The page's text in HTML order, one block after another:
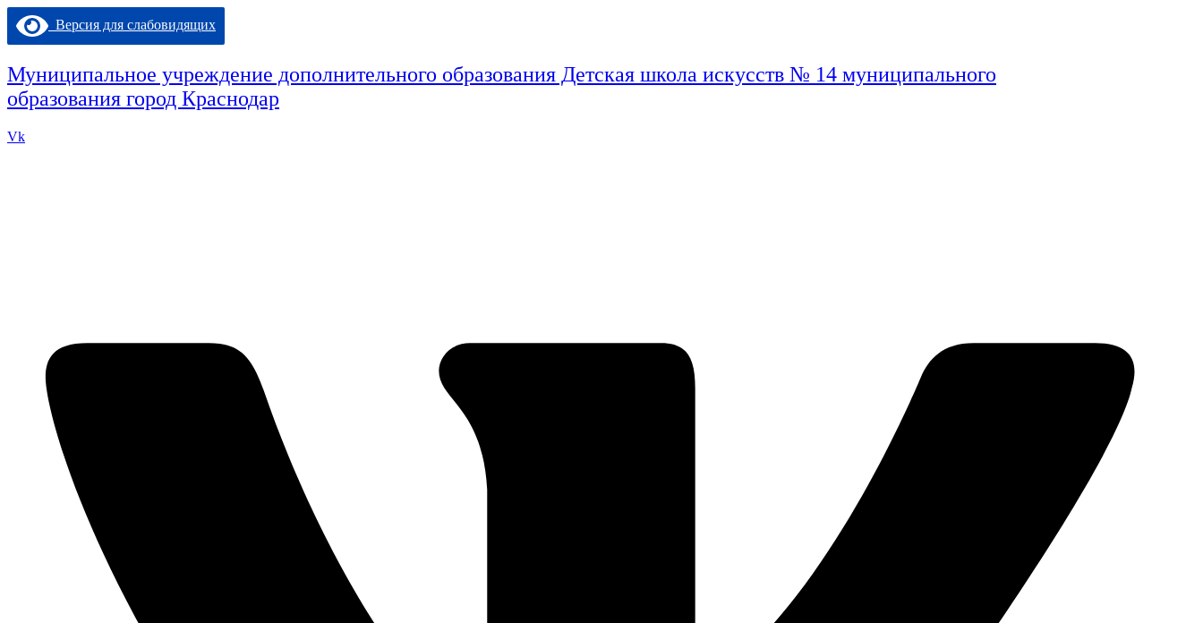
Перейти
содержимому
Версия для слабовидящих
Муниципальное учреждение дополнительного образования Детская школа искусств № 14 муниципального
образования город Краснодар
Vk